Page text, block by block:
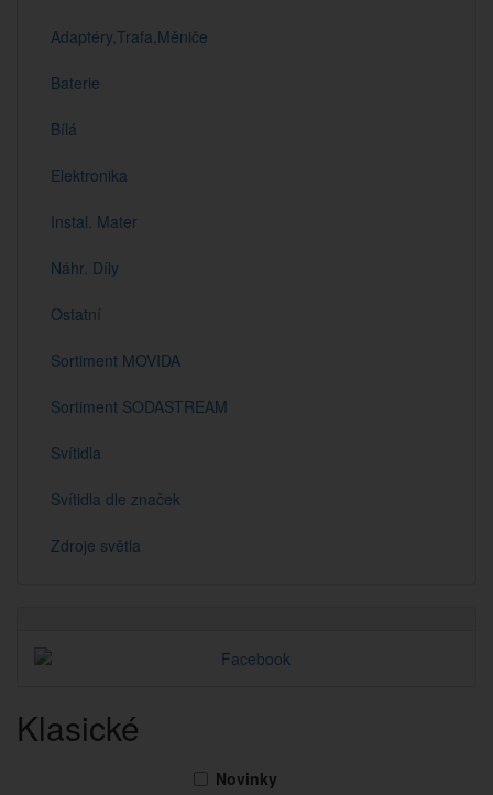
Adaptéry,Trafa,Měniče
Baterie
Bílá
Elektronika
Instal. Mater
Náhr. Díly
Ostatní
Sortiment MOVIDA
Sortiment SODASTREAM
Svítidla
Svítidla dle značek
Zdroje světla
Klasické
Novinky